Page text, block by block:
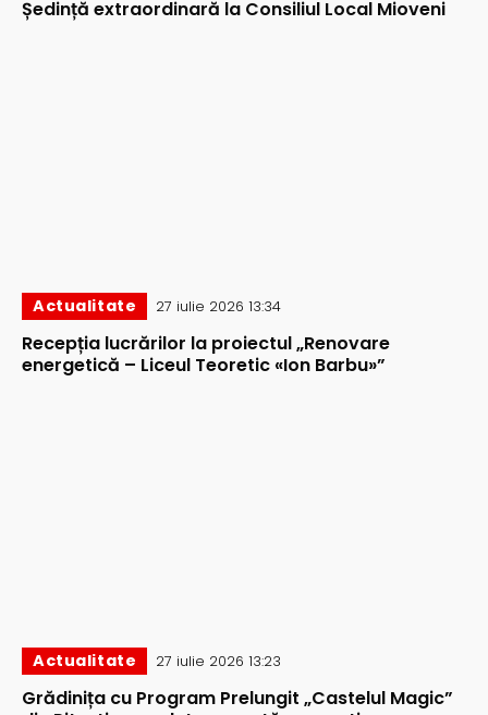
Ședință extraordinară la Consiliul Local Mioveni
Actualitate 27 iulie 2026 13:34
Recepția lucrărilor la proiectul „Renovare
energetică – Liceul Teoretic «Ion Barbu»”
Actualitate 27 iulie 2026 13:23
Grădinița cu Program Prelungit „Castelul Magic”